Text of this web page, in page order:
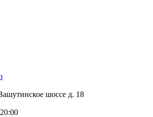
шоссе д. 18